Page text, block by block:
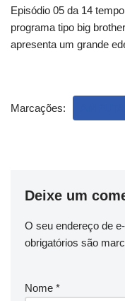
Episódio 05 da 14
programa tipo big
apresenta um grande
Marcações:
Deixe um
O seu endereço de
obrigatórios são
Nome *